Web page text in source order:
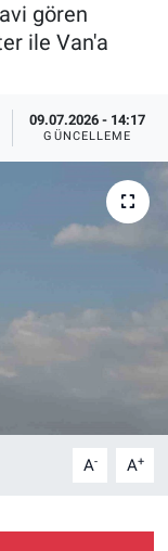
gören
ile Van'a
09.07.2026 - 14:17
GÜNCELLEME
A- A+